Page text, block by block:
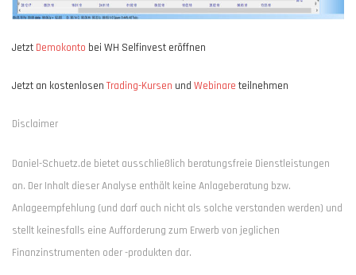
Jetzt Demokonto bei WH Selfinvest eröffnen
Jetzt an kostenlosen Trading-Kursen und Webinare teilnehmen
Disclaimer
Daniel-Schuetz.de bietet ausschließlich beratungsfreie Dienstleistungen
an. Der Inhalt dieser Analyse enthält keine Anlageberatung bzw.
Anlageempfehlung (und darf auch nicht als solche verstanden werden) und
stellt keinesfalls eine Aufforderung zum Erwerb von jeglichen
Finanzinstrumenten oder -produkten dar.